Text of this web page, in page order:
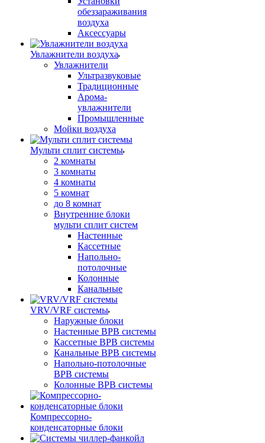
обеззараживания
воздуха
Аксессуары
Увлажнители воздуха
Увлажнители
Ультразвуковые
Традиционные
Арома-
увлажнители
Промышленные
Мойки воздуха
Мульти сплит системы
2 комнаты
3 комнаты
4 комнаты
5 комнат
до 8 комнат
Внутренние блоки
мульти сплит систем
Настенные
Кассетные
Напольно-
потолочные
Колонные
Канальные
VRV/VRF системы
Наружные блоки
Настенные ВРВ системы
Кассетные ВРВ системы
Канальные ВРВ системы
Напольно-потолочные
ВРВ системы
Колонные ВРВ системы
Компрессорно-
конденсаторные блоки